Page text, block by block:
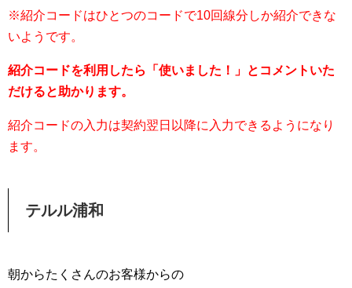
※紹介コードはひとつのコードで10回線分しか紹介できな
いようです。
紹介コードを利用したら「使いました！」とコメントいた
だけると助かります。
紹介コードの入力は契約翌日以降に入力できるようになり
ます。
テルル浦和
朝からたくさんのお客様からの